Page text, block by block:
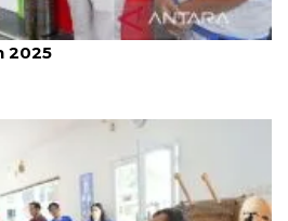
Migas pastikan stok BBM
2025